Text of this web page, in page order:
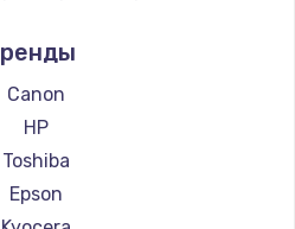
Kodak
Sharp
TSC
Fujitsu
Godex
Canon
HP
Toshiba
Epson